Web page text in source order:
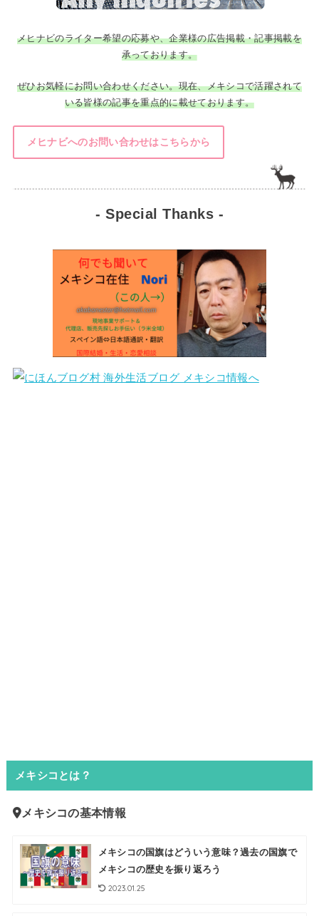
メヒナビのライター希望の応募や、企業様の広告掲載・記事掲載を
承っております。
ぜひお気軽にお問い合わせください。現在、メキシコで活躍されて
いる皆様の記事を重点的に載せております。
メヒナビへのお問い合わせはこちらから
- Special Thanks -
メキシコとは？
メキシコの基本情報
メキシコの国旗はどういう意味？過去の国旗で
メキシコの歴史を振り返ろう
2023.01.25